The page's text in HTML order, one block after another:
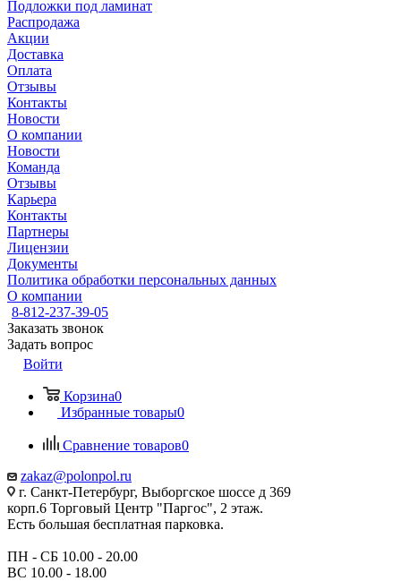
Подложки под ламинат
Распродажа
Акции
Доставка
Оплата
Отзывы
Контакты
Новости
О компании
Новости
Команда
Отзывы
Карьера
Контакты
Партнеры
Лицензии
Документы
Политика обработки персональных данных
О компании
8-812-237-39-05
Заказать звонок
Задать вопрос
Войти
Корзина0
Избранные товары0
Сравнение товаров0
zakaz@polonpol.ru
г. Санкт-Петербург, Выборгское шоссе д 369
корп.6 Торговый Центр "Паргос", 2 этаж.
Есть большая бесплатная парковка.
ПН - СБ 10.00 - 20.00
ВС 10.00 - 18.00